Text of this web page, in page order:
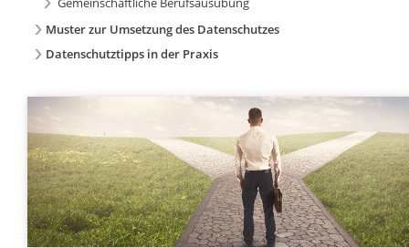
Muster zur Umsetzung des Datenschutzes
Datenschutztipps in der Praxis